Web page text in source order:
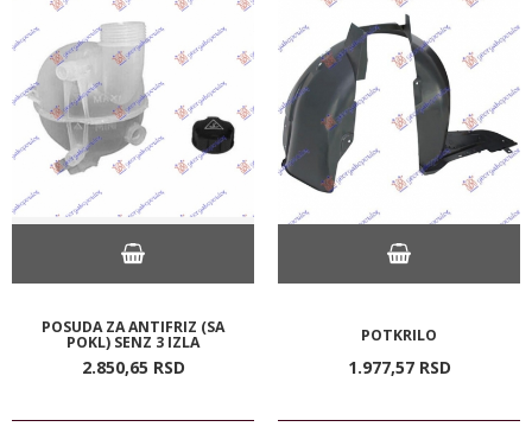
POSUDA ZA ANTIFRIZ (SA
POKL) SENZ 3 IZLA
2.850,65 RSD
POTKRILO
1.977,57 RSD